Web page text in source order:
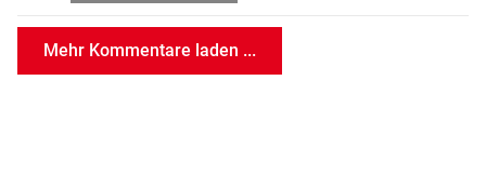
Mehr Kommentare laden ...